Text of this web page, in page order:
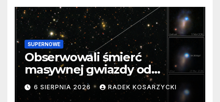
SUPERNOWE
Obserwowali śmierć
masywnej gwiazdy od
samego początku. Niezwykle
cenne dane
6 SIERPNIA 2026 RADEK KOSARZYCKI